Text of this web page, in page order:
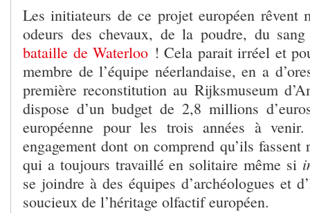
Les initiateurs de ce projet européen rêvent
odeurs des chevaux, de la poudre, du
bataille de Waterloo ! Cela parait irréel et
membre de l’équipe néerlandaise, en a
première reconstitution au Rijksmuseum
dispose d’un budget de 2,8 millions
européenne pour les trois années à
engagement dont on comprend qu’ils
qui a toujours travaillé en solitaire même si
se joindre à des équipes d’archéologues et
soucieux de l’héritage olfactif européen.